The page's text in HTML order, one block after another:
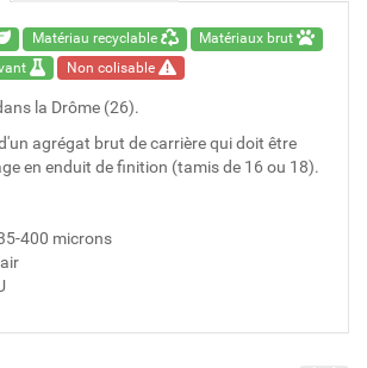
Matériau recyclable
Matériaux brut
Non colisable
la Drôme (26).
agrégat brut de carrière qui doit être
en enduit de finition (tamis de 16 ou 18).
400 microns